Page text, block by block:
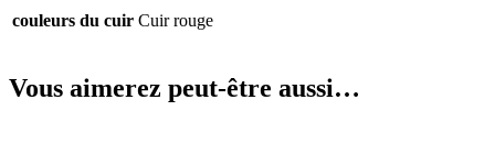
couleurs du cuir Cuir rouge
Vous aimerez peut-être aussi…